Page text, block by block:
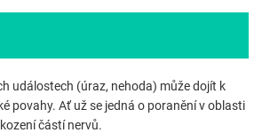
událostech (úraz, nehoda) může dojít k
povahy. Ať už se jedná o poranění v oblasti
částí nervů.